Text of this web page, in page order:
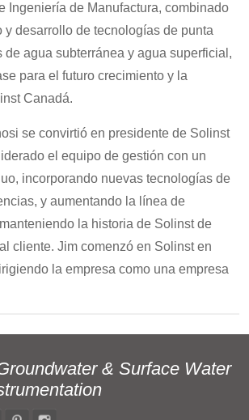
Ingeniería de Manufactura, combinado
y desarrollo de tecnologías de punta
de agua subterránea y agua superficial,
para el futuro crecimiento y la
Canadá.
se convirtió en presidente de Solinst
el equipo de gestión con un
incorporando nuevas tecnologías de
y aumentando la línea de
la historia de Solinst de
cliente. Jim comenzó en Solinst en
la empresa como una empresa
& Surface Water